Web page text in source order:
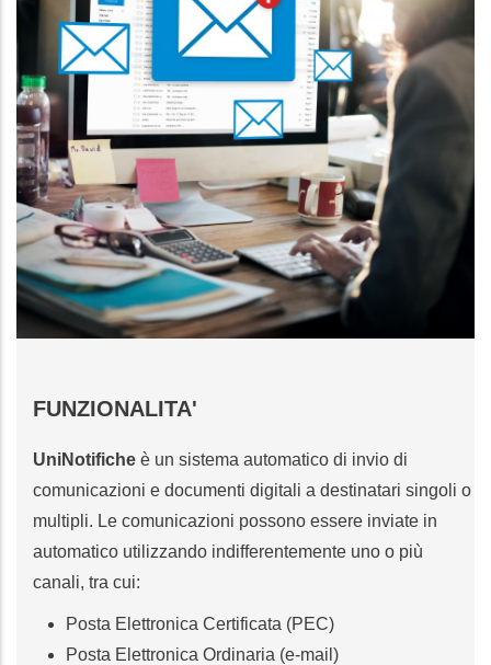
FUNZIONALITA'
UniNotifiche è un sistema automatico di invio di
comunicazioni e documenti digitali a destinatari singoli o
multipli. Le comunicazioni possono essere inviate in
automatico utilizzando indifferentemente uno o più
canali, tra cui:
Posta Elettronica Certificata (PEC)
Posta Elettronica Ordinaria (e-mail)